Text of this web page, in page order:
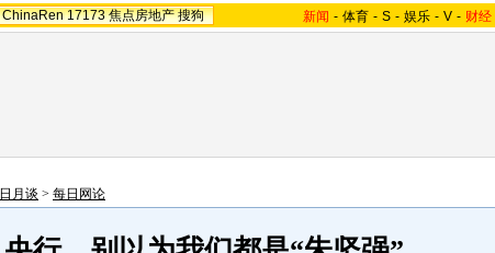
ChinaRen 17173 焦点房地产 搜狗 新闻 - 体育 - S - 娱乐 - V - 财经
日月谈 > 每日网论